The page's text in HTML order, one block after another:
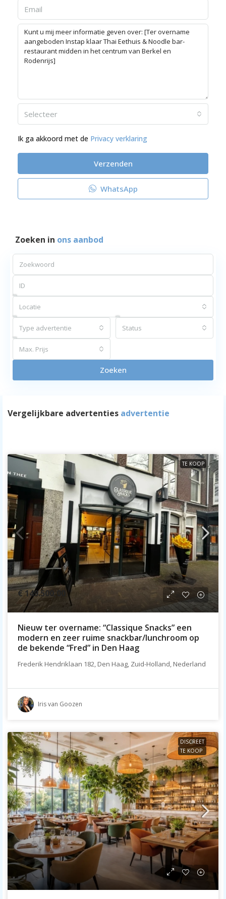
Selecteer
Ik ga akkoord met de Privacy verklaring
Verzenden
WhatsApp
Zoeken in ons aanbod
Locatie
Type advertentie Status
Max. Prijs
Zoeken
Vergelijkbare advertenties advertentie
TE KOOP
€ 149.500,00
Nieuw ter overname: “Classique Snacks” een
modern en zeer ruime snackbar/lunchroom op
de bekende “Fred” in Den Haag
Frederik Hendriklaan 182, Den Haag, Zuid-Holland, Nederland
Iris van Goozen
DISCREET
TE KOOP